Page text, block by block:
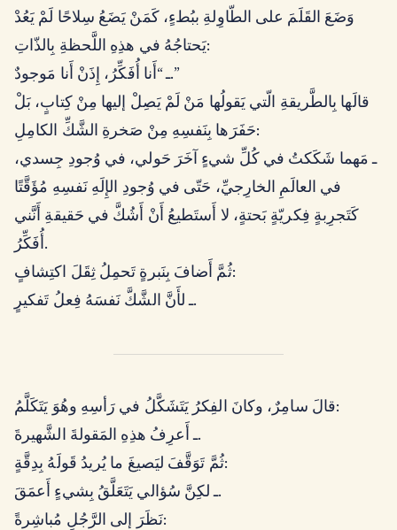
وَضَعَ القَلَمَ على الطّاوِلةِ ببُطءٍ، كَمَنْ يَضَعُ سِلاحًا لَمْ يَعُدْ
يَحتاجُهُ في هذِهِ اللَّحظةِ بِالذّاتِ:
ـ “أَنا أُفَكِّرُ، إِذَنْ أَنا مَوجودٌ.”
قالَها بِالطَّريقةِ الّتي يَقولُها مَنْ لَمْ يَصِلْ إليها مِنْ كِتابٍ، بَلْ
حَفَرَها بِنَفسِهِ مِنْ صَخرةِ الشَّكِّ الكامِلِ:
ـ مَهما شَكَكتُ في كُلِّ شيءٍ آخَرَ حَولي، في وُجودِ جِسدي،
في العالَمِ الخارِجيِّ، حَتّى في وُجودِ الإِلَهِ نَفسِهِ مُؤَقَّتًا
كَتَجرِبةٍ فِكريّةٍ بَحتةٍ، لا أَستَطيعُ أَنْ أَشُكَّ في حَقيقةِ أَنَّني
أُفَكِّرُ.
ثُمَّ أَضافَ بِنَبرةٍ تَحمِلُ ثِقَلَ اكتِشافٍ:
ـ لأَنَّ الشَّكَّ نَفسَهُ فِعلُ تَفكيرٍ.
قالَ سامِرٌ، وكانَ الفِكرُ يَتَشَكَّلُ في رَأسِهِ وهُوَ يَتَكَلَّمُ:
ـ أَعرِفُ هذِهِ المَقولةَ الشَّهيرةَ.
ثُمَّ تَوَقَّفَ ليَصيغَ ما يُريدُ قَولَهُ بِدِقَّةٍ:
ـ لكِنَّ سُؤالي يَتَعَلَّقُ بِشيءٍ أَعمَقَ.
نَظَرَ إلى الرَّجُلِ مُباشِرةً: